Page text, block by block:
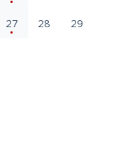
27 28 29